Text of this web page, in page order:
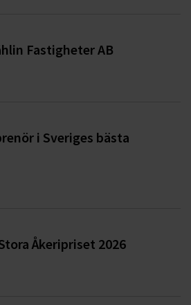
Fastigheter AB
i Sveriges bästa
Åkeripriset 2026